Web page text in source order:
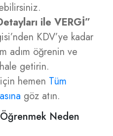
ile VERGİ”
KDV’ye kadar
adım öğrenin ve
getirin.
hemen Tüm
göz atın.
Neden